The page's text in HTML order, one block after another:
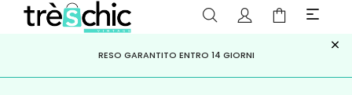
PAGA A RATE CONKLARNA,HEYLIGHT, APPAGO
ISCRIVITI ALLA NEWSLETTER PER NON PERDERE SCONTI E
OFFERTE IMPERDIBILI!
RESO GARANTITO ENTRO 14 GIORNI ×